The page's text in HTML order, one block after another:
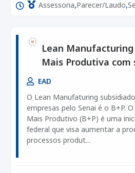
Assessoria,Parecer/Laudo,
Lean
Mais Produtiva com
EAD
O Lean Manufaturing
empresas pelo Senai é o B+P.
Mais Produtivo (B+P) é uma
federal que visa aumentar a
processos produt...